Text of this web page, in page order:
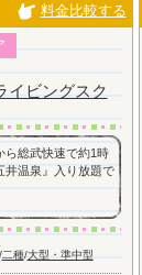
料金比較する
イビングスク
ら総武快速で約1時
井温泉』入り放題で
/二種/大型・準中型